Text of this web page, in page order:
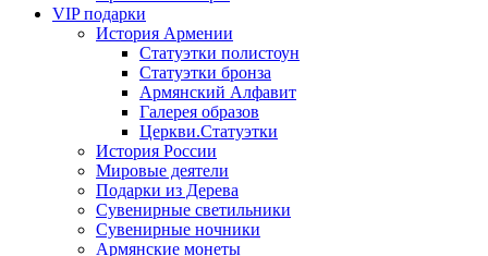
VIP подарки
История Армении
Статуэтки полистоун
Статуэтки бронза
Армянский Алфавит
Галерея образов
Церкви.Статуэтки
История России
Мировые деятели
Подарки из Дерева
Сувенирные светильники
Сувенирные ночники
Армянские монеты